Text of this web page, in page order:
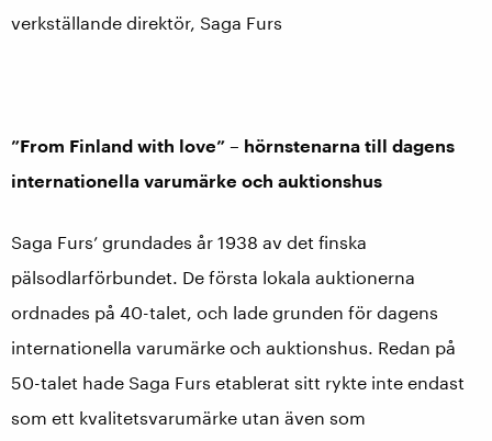
verkställande direktör, Saga Furs
”From Finland with love” – hörnstenarna till dagens
internationella varumärke och auktionshus
Saga Furs’ grundades år 1938 av det finska
pälsodlarförbundet. De första lokala auktionerna
ordnades på 40-talet, och lade grunden för dagens
internationella varumärke och auktionshus. Redan på
50-talet hade Saga Furs etablerat sitt rykte inte endast
som ett kvalitetsvarumärke utan även som